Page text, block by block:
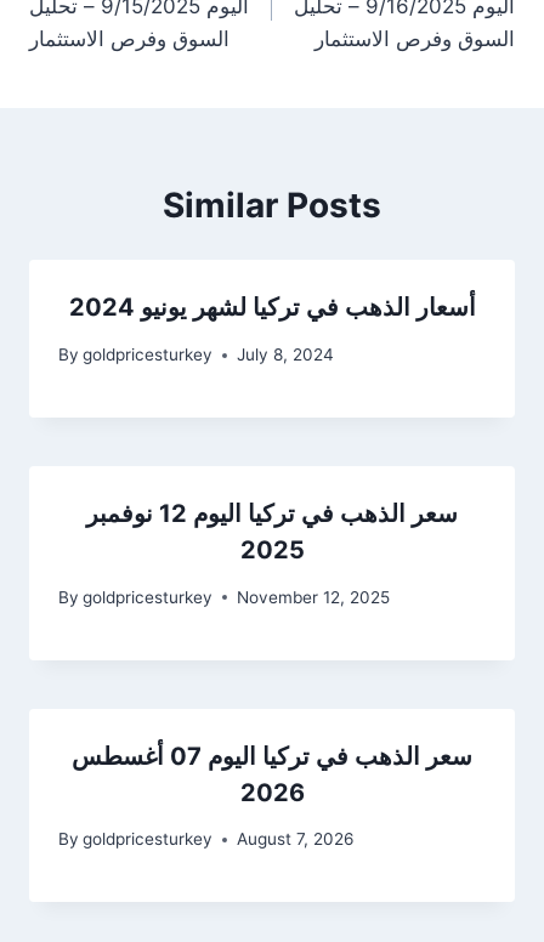
اليوم 9/15/2025 – تحليل
السوق وفرص الاستثمار
اليوم 9/16/2025 – تحليل
السوق وفرص الاستثمار
Similar Posts
أسعار الذهب في تركيا لشهر يونيو 2024
By goldpricesturkey July 8, 2024
سعر الذهب في تركيا اليوم 12 نوفمبر
2025
By goldpricesturkey November 12, 2025
سعر الذهب في تركيا اليوم 07 أغسطس
2026
By goldpricesturkey August 7, 2026